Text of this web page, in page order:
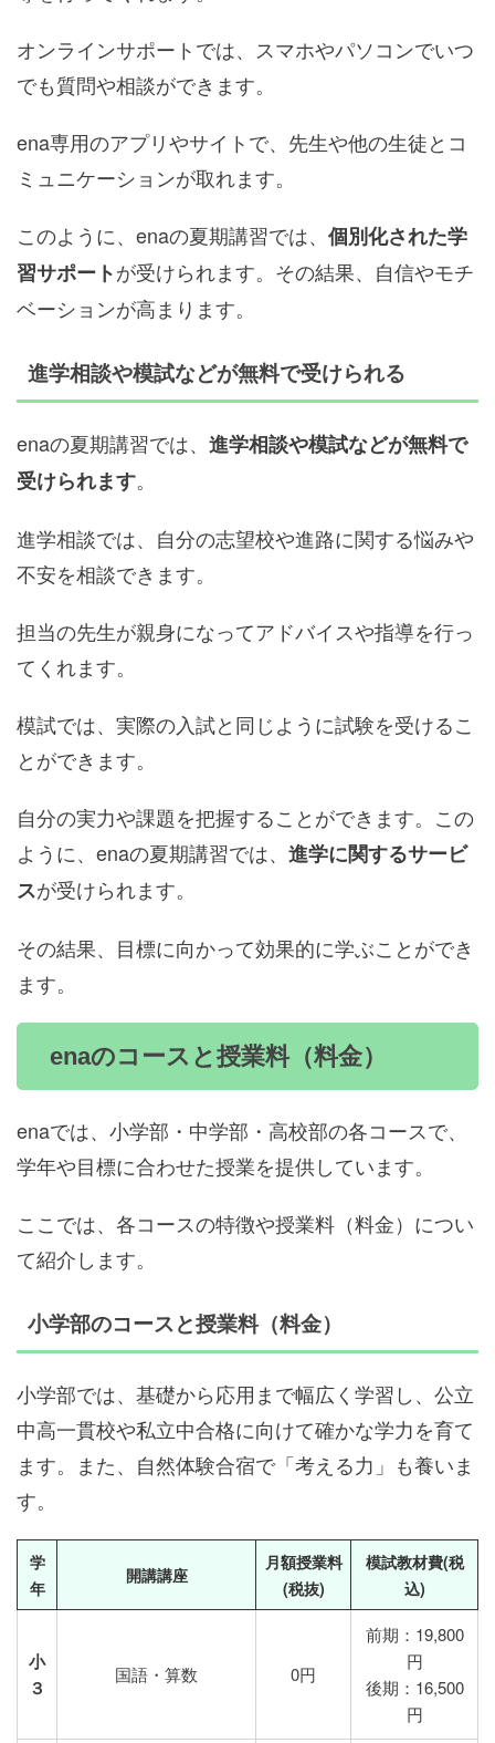
オンラインサポートでは、スマホやパソコンでいつ
でも質問や相談ができます。
ena専用のアプリやサイトで、先生や他の生徒とコ
ミュニケーションが取れます。
このように、enaの夏期講習では、 個別化された学
習サポートが受けられます。その結果、自信やモチ
ベーションが高まります。
進学相談や模試などが無料で受けられる
enaの夏期講習では、 進学相談や模試などが無料で
受けられます。
進学相談では、自分の志望校や進路に関する悩みや
不安を相談できます。
担当の先生が親身になってアドバイスや指導を行っ
てくれます。
模試では、実際の入試と同じように試験を受けるこ
とができます。
自分の実力や課題を把握することができます。この
ように、enaの夏期講習では、 進学に関するサービ
スが受けられます。
その結果、目標に向かって効果的に学ぶことができ
ます。
enaのコースと授業料（料金）
enaでは、小学部・中学部・高校部の各コースで、
学年や目標に合わせた授業を提供しています。
ここでは、各コースの特徴や授業料（料金）につい
て紹介します。
小学部のコースと授業料（料金）
小学部では、基礎から応用まで幅広く学習し、公立
中高一貫校や私立中合格に向けて確かな学力を育て
ます。また、自然体験合宿で「考える力」も養いま
す。
学
年
開講講座
月額授業料
(税抜)
模試教材費(税
込)
小
３
国語・算数 0円
前期：19,800
円
後期：16,500
円